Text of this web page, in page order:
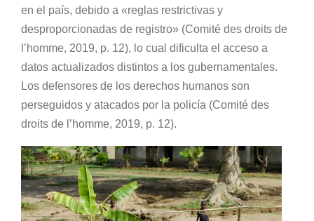
en el país, debido a «reglas restrictivas y
desproporcionadas de registro» (Comité des droits de
l’homme, 2019, p. 12), lo cual dificulta el acceso a
datos actualizados distintos a los gubernamentales.
Los defensores de los derechos humanos son
perseguidos y atacados por la policía (Comité des
droits de l’homme, 2019, p. 12).